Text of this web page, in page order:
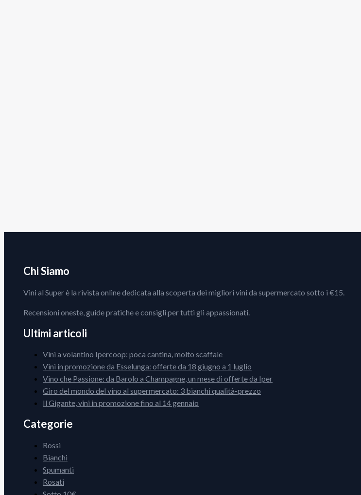
Chi Siamo
Vini al Super è la rivista online dedicata alla scoperta dei migliori vini da supermercato sotto i €15.
Recensioni oneste, guide pratiche e consigli per tutti gli appassionati.
Ultimi articoli
Vini a volantino Ipercoop: poca cantina, molto scaffale
Vini in promozione da Esselunga: offerte da 18 giugno a 1 luglio
Vino che Passione: da Barolo a Champagne, un mese di offerte da Iper
Giro del mondo del vino al supermercato: 3 bianchi qualità-prezzo
Il Gigante, vini in promozione fino al 14 gennaio
Categorie
Rossi
Bianchi
Spumanti
Rosati